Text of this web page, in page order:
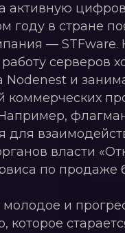
активную
году в стране
— STFware.
серверов
Nodenest и
коммерческих
для
власти
по продаже
и
которое